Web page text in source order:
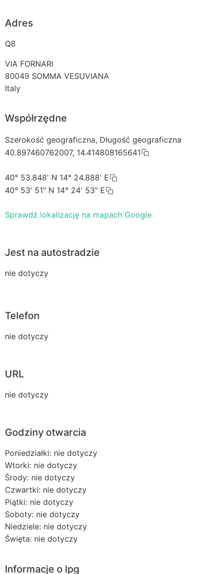
Adres
Q8
VIA FORNARI
80049 SOMMA VESUVIANA
Italy
Współrzędne
Szerokość geograficzna, Długość geograficzna
40.897460762007, 14.414808165641
40° 53.848' N 14° 24.888' E
40° 53' 51" N 14° 24' 53" E
Sprawdź lokalizację na mapach Google
Jest na autostradzie
nie dotyczy
Telefon
nie dotyczy
URL
nie dotyczy
Godziny otwarcia
Poniedziałki: nie dotyczy
Wtorki: nie dotyczy
Środy: nie dotyczy
Czwartki: nie dotyczy
Piątki: nie dotyczy
Soboty: nie dotyczy
Niedziele: nie dotyczy
Święta: nie dotyczy
Informacje o lpg